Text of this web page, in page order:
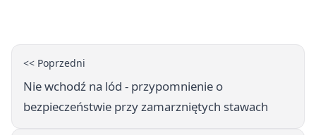
<< Poprzedni
Nie wchodź na lód - przypomnienie o
bezpieczeństwie przy zamarzniętych stawach